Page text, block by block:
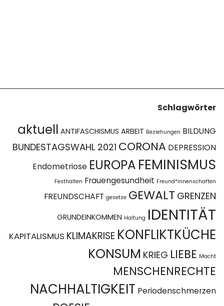
Schlagwörter
aktuell ANTIFASCHISMUS ARBEIT Beziehungen BILDUNG
BUNDESTAGSWAHL 2021 CORONA DEPRESSION
Endometriose EUROPA FEMINISMUS
Festhalten Frauengesundheit Freund*innenschaften
FREUNDSCHAFT gesetze GEWALT GRENZEN
GRUNDEINKOMMEN Haltung IDENTITÄT
KAPITALISMUS KLIMAKRISE KONFLIKTKÜCHE
KONSUM KRIEG LIEBE Macht
MENSCHENRECHTE
NACHHALTIGKEIT Periodenschmerzen